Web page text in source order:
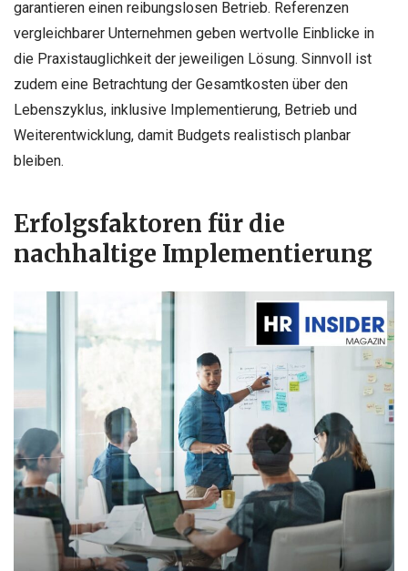
garantieren einen reibungslosen Betrieb. Referenzen
vergleichbarer Unternehmen geben wertvolle Einblicke in
die Praxistauglichkeit der jeweiligen Lösung. Sinnvoll ist
zudem eine Betrachtung der Gesamtkosten über den
Lebenszyklus, inklusive Implementierung, Betrieb und
Weiterentwicklung, damit Budgets realistisch planbar
bleiben.
Erfolgsfaktoren für die
nachhaltige Implementierung